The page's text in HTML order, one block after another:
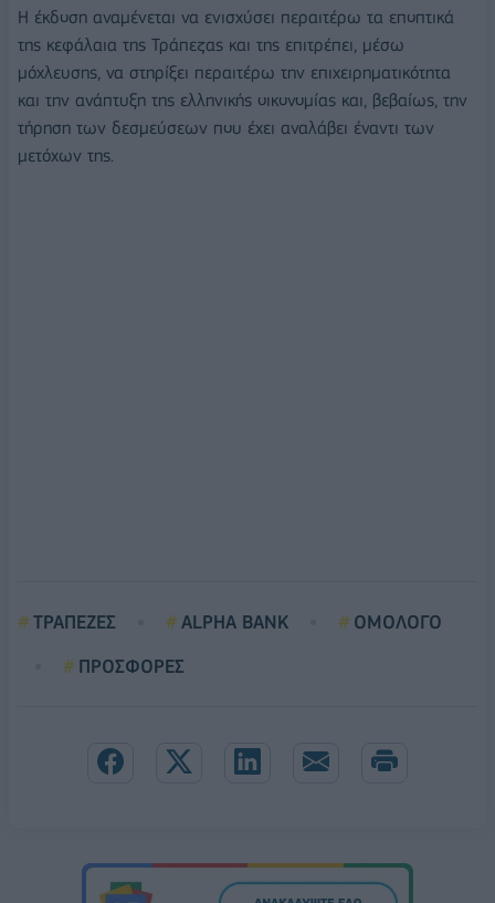
Η έκδοση αναμένεται να ενισχύσει περαιτέρω τα εποπτικά
της κεφάλαια της Τράπεζας και της επιτρέπει, μέσω
μόχλευσης, να στηρίξει περαιτέρω την επιχειρηματικότητα
και την ανάπτυξη της ελληνικής οικονομίας και, βεβαίως, την
τήρηση των δεσμεύσεων που έχει αναλάβει έναντι των
μετόχων της.
ΤΡΑΠΕΖΕΣ ALPHA BANK
ΟΜΟΛΟΓΟ
ΠΡΟΣΦΟΡΕΣ